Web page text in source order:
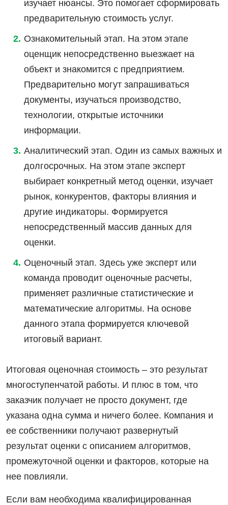
изучает нюансы. Это помогает сформировать
предварительную стоимость услуг.
Ознакомительный этап. На этом этапе
оценщик непосредственно выезжает на
объект и знакомится с предприятием.
Предварительно могут запрашиваться
документы, изучаться производство,
технологии, открытые источники
информации.
Аналитический этап. Один из самых важных и
долгосрочных. На этом этапе эксперт
выбирает конкретный метод оценки, изучает
рынок, конкурентов, факторы влияния и
другие индикаторы. Формируется
непосредственный массив данных для
оценки.
Оценочный этап. Здесь уже эксперт или
команда проводит оценочные расчеты,
применяет различные статистические и
математические алгоритмы. На основе
данного этапа формируется ключевой
итоговый вариант.
Итоговая оценочная стоимость – это результат
многоступенчатой работы. И плюс в том, что
заказчик получает не просто документ, где
указана одна сумма и ничего более. Компания и
ее собственники получают развернутый
результат оценки с описанием алгоритмов,
промежуточной оценки и факторов, которые на
нее повлияли.
Если вам необходима квалифицированная